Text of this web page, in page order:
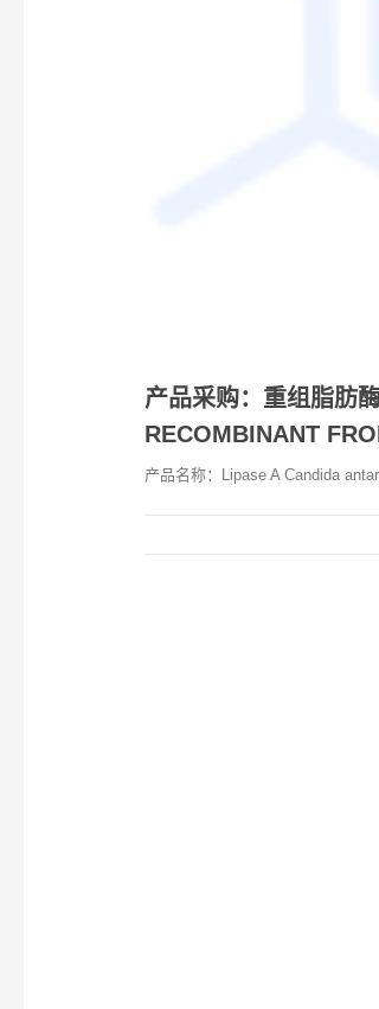
产品采购：重组脂肪
RECOMBINANT
产品名称：Lipase A Candida